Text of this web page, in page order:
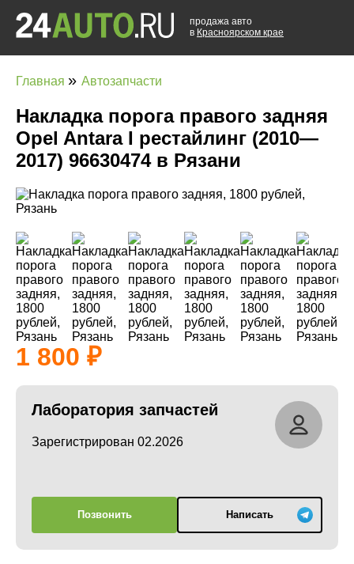
продажа авто
в Красноярском крае
Главная » Автозапчасти
Накладка порога правого задняя
Opel Antara I рестайлинг (2010—
2017) 96630474 в Рязани
1 800
Лаборатория запчастей
Зарегистрирован 02.2026
Позвонить Написать